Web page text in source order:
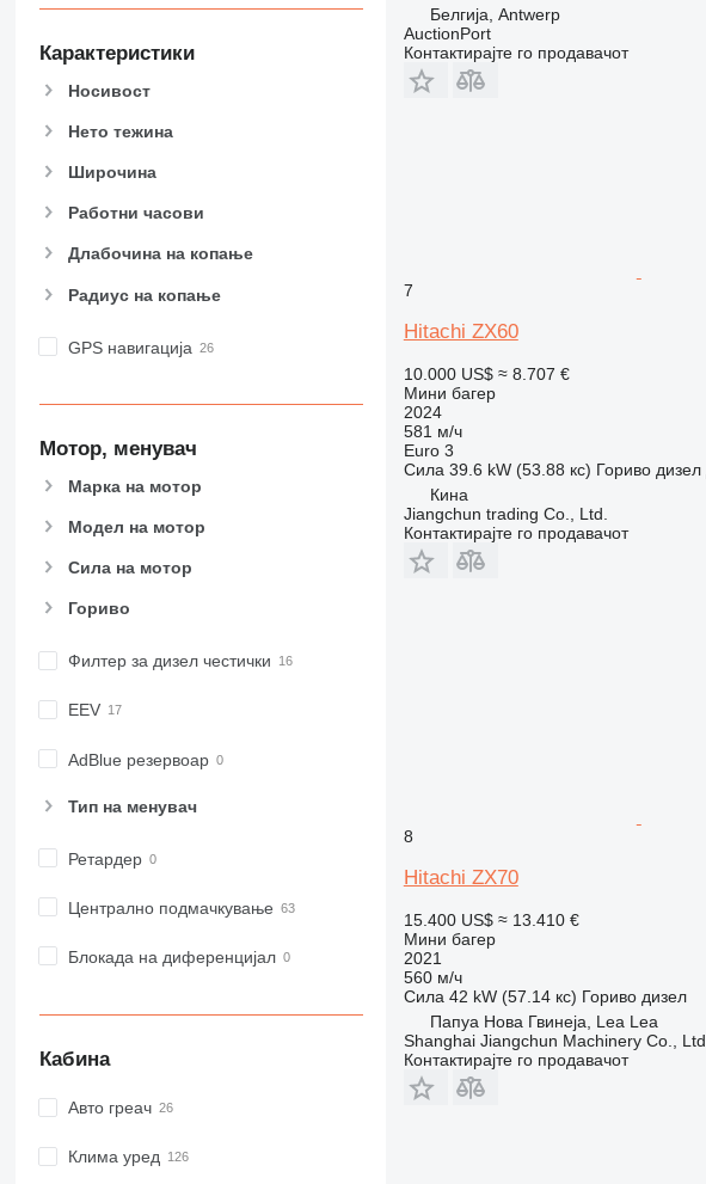
Карактеристики
Носивост
Нето тежина
Широчина
Работни часови
Длабочина на копање
Радиус на копање
GPS навигација
Мотор, менувач
Марка на мотор
Модел на мотор
Сила на мотор
Гориво
Филтер за дизел честички
EEV
AdBlue резервоар
Тип на менувач
Ретардер
Централно подмачкување
Блокада на диференцијал
Кабина
Авто греач
Клима уред
Белгија, Antwerp
AuctionPort
Контактирајте го продавачот
7
Hitachi ZX60
10.000 US$ ≈ 8.707 €
Мини багер
2024
581 м/ч
Euro 3
Сила 39.6 kW (53.88 кс) Гориво дизел
Кина
Jiangchun trading Co., Ltd.
Контактирајте го продавачот
8
Hitachi ZX70
15.400 US$ ≈ 13.410 €
Мини багер
2021
560 м/ч
Сила 42 kW (57.14 кс) Гориво дизел
Папуа Нова Гвинеја, Lea Lea
Shanghai Jiangchun Machinery Co., Ltd.
Контактирајте го продавачот